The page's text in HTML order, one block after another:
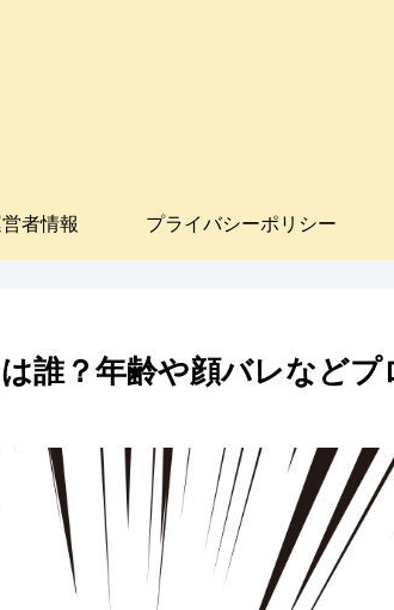
者情報 プライバシーポリシー
誰？年齢や顔バレなどプ